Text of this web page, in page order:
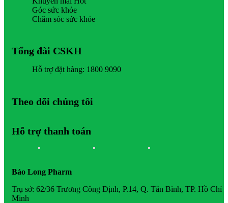
Góc sức khỏe
Chăm sóc sức khỏe
Tổng đài CSKH
Hỗ trợ đặt hàng: 1800 9090
Theo dõi chúng tôi
Hỗ trợ thanh toán
Bảo Long Pharm
Trụ sở: 62/36 Trương Công Định, P.14, Q. Tân Bình, TP. Hồ Chí
Minh